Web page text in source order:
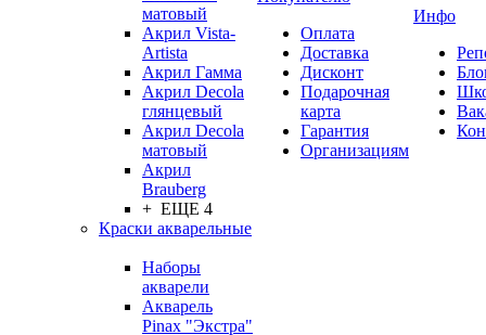
матовый
Акрил Vista-
Artista
Акрил Гамма
Акрил Decola
глянцевый
Акрил Decola
матовый
Акрил
Brauberg
+ ЕЩЕ 4
Краски акварельные
Наборы
акварели
Акварель
Pinax "Экстра"
Оплата
Доставка
Дисконт
Подарочная
карта
Гарантия
Организациям
Инфо